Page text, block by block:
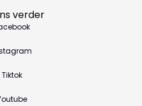
verder
Tiktok